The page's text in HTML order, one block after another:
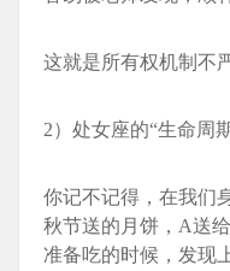
这就是所有权机制不
2）处女座的“生命周
你记不记得，在我们
秋节送的月饼，A送
准备吃的时候，发现